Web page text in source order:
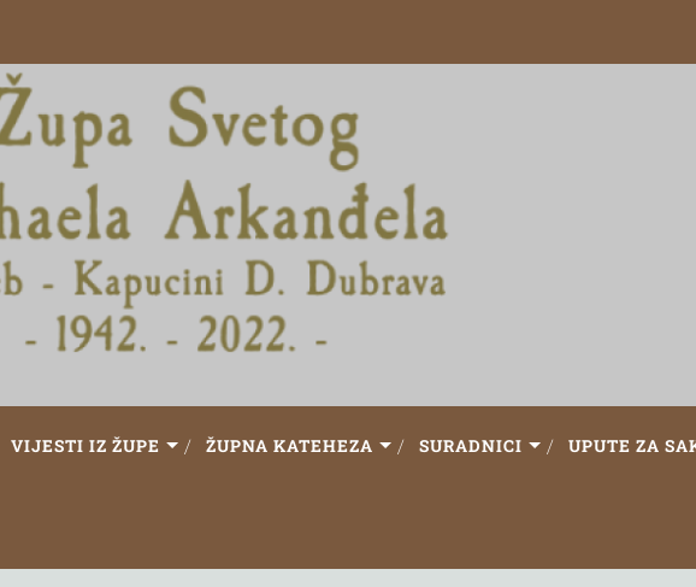
VIJESTI IZ ŽUPE ŽUPNA KATEHEZA SURADNICI UPUTE ZA